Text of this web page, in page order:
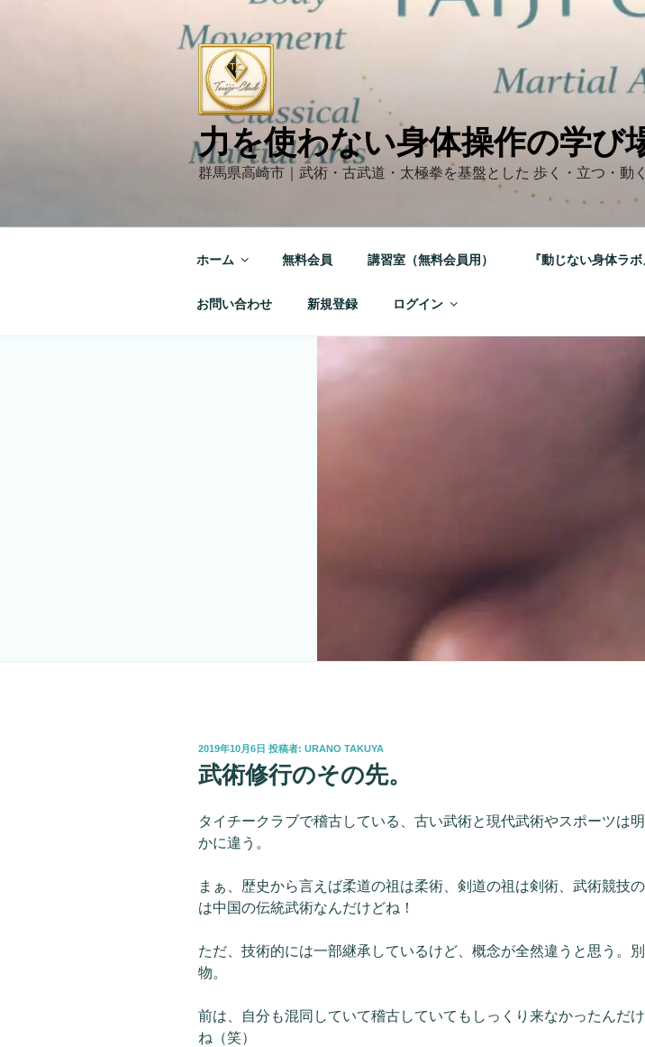
力を使わない身体操作の学
群馬県高崎市｜武術・古武道・太極拳を基盤とした 歩く・立つ・動
ホーム 無料会員 講習室（無料会員用） 『動じない身体ラ
お問い合わせ 新規登録 ログイン
投
日:
2019年10月6日 投稿者: URANO TAKUYA
武術修行のその先。
タイチークラブで稽古している、古い武術と現代武術やスポーツは
かに違う。
まぁ、歴史から言えば柔道の祖は柔術、剣道の祖は剣術、武術競技の
は中国の伝統武術なんだけどね！
ただ、技術的には一部継承しているけど、概念が全然違うと思う。別
物。
前は、自分も混同していて稽古していてもしっくり来なかったんだ
ね（笑）